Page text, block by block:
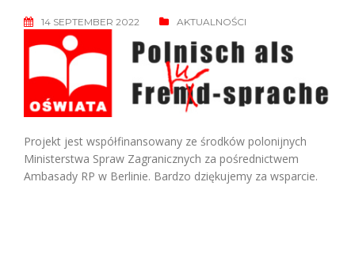
14 SEPTEMBER 2022 AKTUALNOŚCI
Projekt jest współfinansowany ze środków polonijnych
Ministerstwa Spraw Zagranicznych za pośrednictwem
Ambasady RP w Berlinie. Bardzo dziękujemy za wsparcie.